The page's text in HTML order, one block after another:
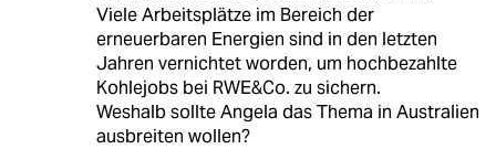
Viele Arbeitsplätze im Bereich der
erneuerbaren Energien sind in den letzten
Jahren vernichtet worden, um hochbezahlte
Kohlejobs bei RWE&Co. zu sichern.
Weshalb sollte Angela das Thema in Australien
ausbreiten wollen?